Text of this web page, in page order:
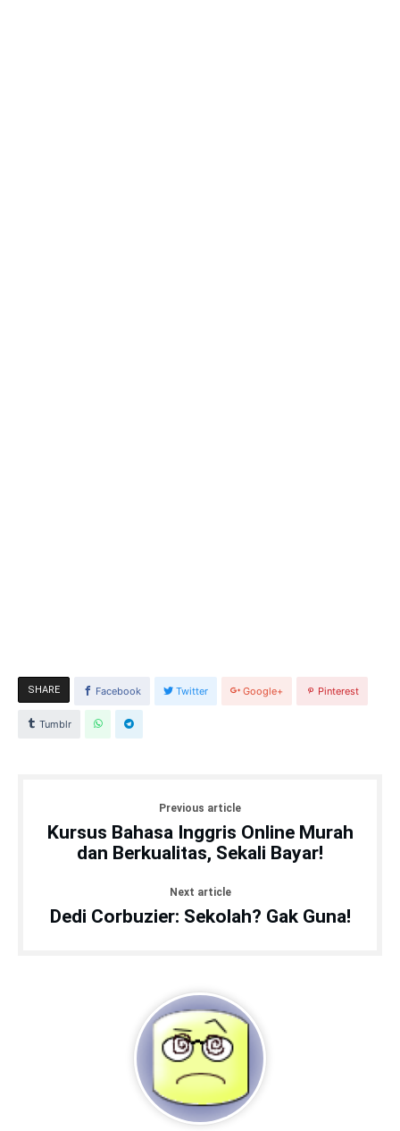
SHARE Facebook Twitter Google+ Pinterest
Tumblr
Previous article
Kursus Bahasa Inggris Online Murah
dan Berkualitas, Sekali Bayar!
Next article
Dedi Corbuzier: Sekolah? Gak Guna!